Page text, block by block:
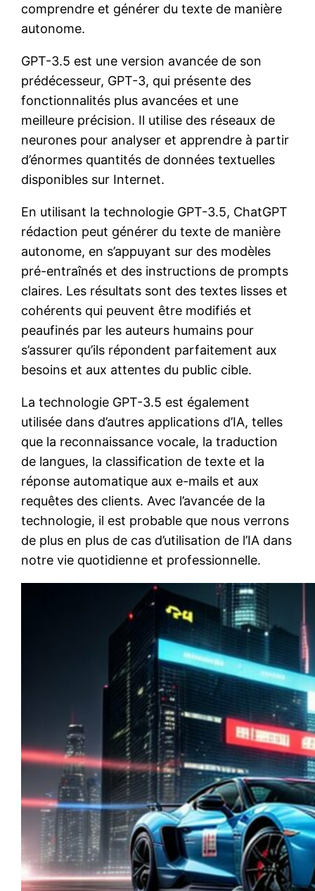
comprendre et générer du texte de manière
autonome.
GPT-3.5 est une version avancée de son
prédécesseur, GPT-3, qui présente des
fonctionnalités plus avancées et une
meilleure précision. Il utilise des réseaux de
neurones pour analyser et apprendre à partir
d’énormes quantités de données textuelles
disponibles sur Internet.
En utilisant la technologie GPT-3.5, ChatGPT
rédaction peut générer du texte de manière
autonome, en s’appuyant sur des modèles
pré-entraînés et des instructions de prompts
claires. Les résultats sont des textes lisses et
cohérents qui peuvent être modifiés et
peaufinés par les auteurs humains pour
s’assurer qu’ils répondent parfaitement aux
besoins et aux attentes du public cible.
La technologie GPT-3.5 est également
utilisée dans d’autres applications d’IA, telles
que la reconnaissance vocale, la traduction
de langues, la classification de texte et la
réponse automatique aux e-mails et aux
requêtes des clients. Avec l’avancée de la
technologie, il est probable que nous verrons
de plus en plus de cas d’utilisation de l’IA dans
notre vie quotidienne et professionnelle.